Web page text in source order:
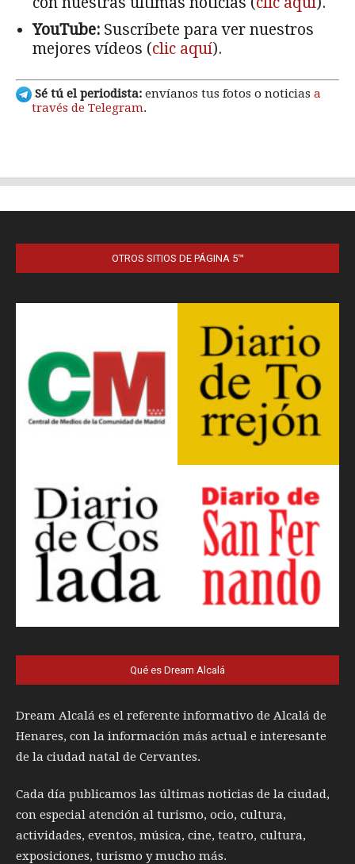
OTROS SITIOS DE PÁGINA 5™
Qué es Dream Alcalá
Dream Alcalá es el referente informativo de Alcalá de
Henares, con la información más actual e interesante
de la ciudad natal de Cervantes.
Cada día publicamos las últimas noticias de la ciudad,
con especial atención al turismo, ocio, cultura,
actividades, eventos, música, cine, teatro, cultura,
exposiciones, turismo y mucho más.